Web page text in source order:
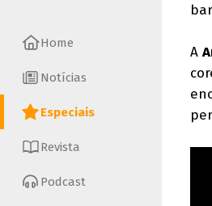
Home
Notícias
Especiais
Revista
Podcast
A